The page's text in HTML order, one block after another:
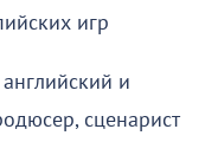
игр
и
сценарист